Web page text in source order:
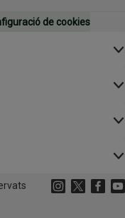
de cookies
Instagram
(s'obre en
X (s'obre